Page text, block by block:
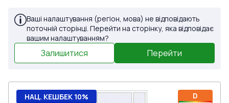
Ваші налаштування (регіон, мова) не відповідають
поточній сторінці. Перейти на сторінку, яка відповідає
вашим налаштуванням?
Залишитися Перейти
D
НАЦ. КЕШБЕК 10%